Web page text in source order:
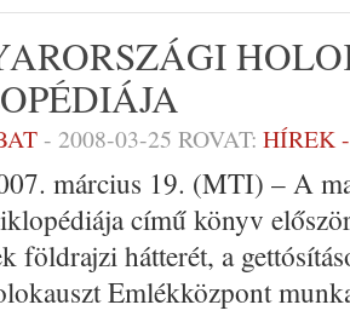
- 2008-03-25 ROVAT: HÍREK
március 19. (MTI) – A
című könyv
földrajzi hátterét, a
Emlékközpont